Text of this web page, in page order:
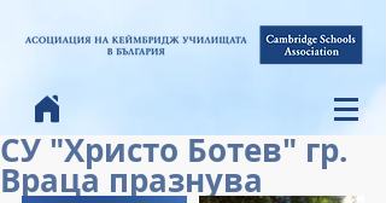
СУ "Христо Ботев" гр.
Враца празнува